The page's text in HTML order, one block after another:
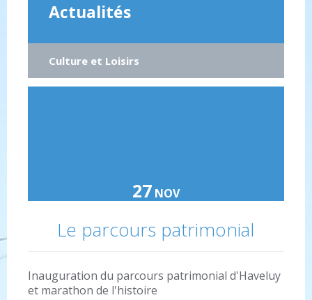
Actualités
Culture et Loisirs
27 NOV
Le parcours patrimonial
Inauguration du parcours patrimonial d'Haveluy
et marathon de l'histoire